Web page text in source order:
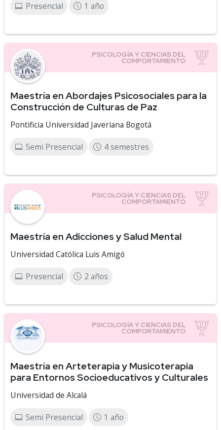
Presencial 1 año
Maestría en Abordajes Psicosociales para la
Construcción de Culturas de Paz
Pontificia Universidad Javeriana Bogotá
Semi Presencial 4 semestres
Maestría en Adicciones y Salud Mental
Universidad Católica Luis Amigó
Presencial 2 años
Maestría en Arteterapia y Musicoterapia
para Entornos Socioeducativos y Culturales
Universidad de Alcalá
Semi Presencial 1 año